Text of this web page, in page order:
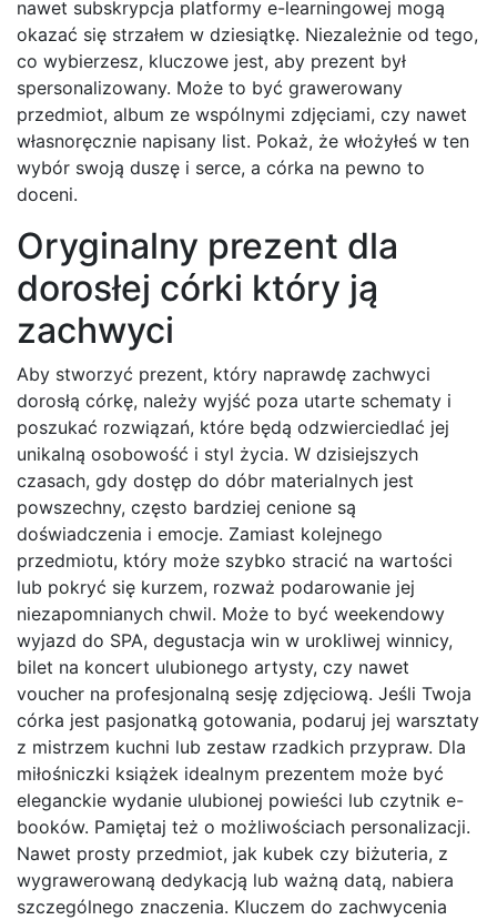
nawet subskrypcja platformy e-learningowej mogą
okazać się strzałem w dziesiątkę. Niezależnie od tego,
co wybierzesz, kluczowe jest, aby prezent był
spersonalizowany. Może to być grawerowany
przedmiot, album ze wspólnymi zdjęciami, czy nawet
własnoręcznie napisany list. Pokaż, że włożyłeś w ten
wybór swoją duszę i serce, a córka na pewno to
doceni.
Oryginalny prezent dla
dorosłej córki który ją
zachwyci
Aby stworzyć prezent, który naprawdę zachwyci
dorosłą córkę, należy wyjść poza utarte schematy i
poszukać rozwiązań, które będą odzwierciedlać jej
unikalną osobowość i styl życia. W dzisiejszych
czasach, gdy dostęp do dóbr materialnych jest
powszechny, często bardziej cenione są
doświadczenia i emocje. Zamiast kolejnego
przedmiotu, który może szybko stracić na wartości
lub pokryć się kurzem, rozważ podarowanie jej
niezapomnianych chwil. Może to być weekendowy
wyjazd do SPA, degustacja win w urokliwej winnicy,
bilet na koncert ulubionego artysty, czy nawet
voucher na profesjonalną sesję zdjęciową. Jeśli Twoja
córka jest pasjonatką gotowania, podaruj jej warsztaty
z mistrzem kuchni lub zestaw rzadkich przypraw. Dla
miłośniczki książek idealnym prezentem może być
eleganckie wydanie ulubionej powieści lub czytnik e-
booków. Pamiętaj też o możliwościach personalizacji.
Nawet prosty przedmiot, jak kubek czy biżuteria, z
wygrawerowaną dedykacją lub ważną datą, nabiera
szczególnego znaczenia. Kluczem do zachwycenia